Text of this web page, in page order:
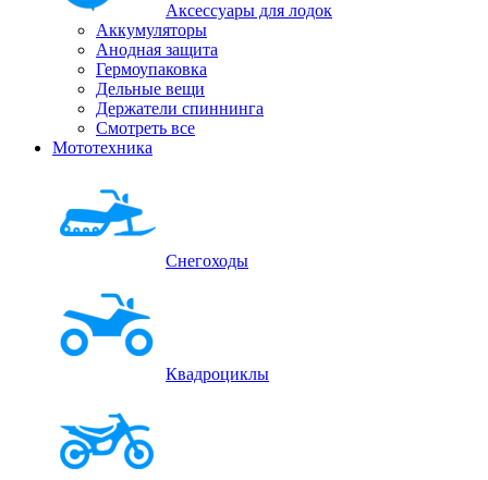
Аксессуары для лодок
Аккумуляторы
Анодная защита
Гермоупаковка
Дельные вещи
Держатели спиннинга
Смотреть все
Мототехника
Снегоходы
Квадроциклы